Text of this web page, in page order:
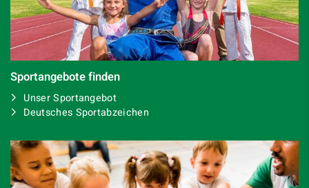
Sportangebote finden
Unser Sportangebot
Deutsches Sportabzeichen